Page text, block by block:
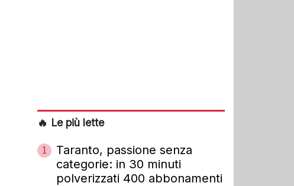
🔥 Le più lette
1
Taranto, passione senza
categorie: in 30 minuti
polverizzati 400 abbonamenti